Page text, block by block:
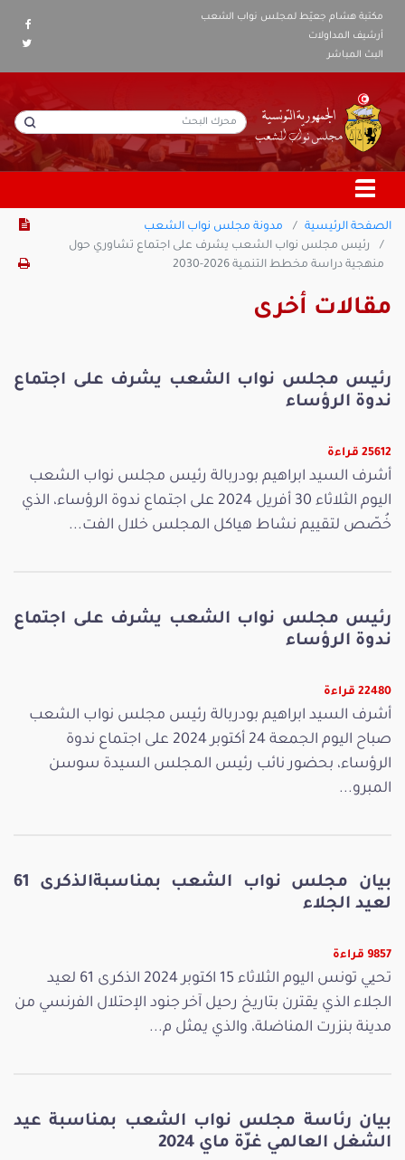
مكتبة هشام جعيّط لمجلس نواب الشعب
أرشيف المداولات
البث المباشر
الصفحة الرئيسية
مدونة مجلس نواب الشعب
رئيس مجلس نواب الشعب يشرف على اجتماع تشاوري حول
منهجية دراسة مخطط التنمية 2026-2030
مقالات أخرى
رئيس مجلس نواب الشعب يشرف على اجتماع
ندوة الرؤساء
25612 قراءة
أشرف السيد ابراهيم بودربالة رئيس مجلس نواب الشعب
اليوم الثلاثاء 30 أفريل 2024 على اجتماع ندوة الرؤساء، الذي
خُصّص لتقييم نشاط هياكل المجلس خلال الفت...
رئيس مجلس نواب الشعب يشرف على اجتماع
ندوة الرؤساء
22480 قراءة
أشرف السيد ابراهيم بودربالة رئيس مجلس نواب الشعب
صباح اليوم الجمعة 24 أكتوبر 2024 على اجتماع ندوة
الرؤساء، بحضور نائب رئيس المجلس السيدة سوسن
المبرو...
بيان مجلس نواب الشعب بمناسبةالذكرى 61
لعيد الجلاء
9857 قراءة
تحيي تونس اليوم الثلاثاء 15 اكتوبر 2024 الذكرى 61 لعيد
الجلاء الذي يقترن بتاريخ رحيل آخر جنود الإحتلال الفرنسي من
مدينة بنزرت المناضلة، والذي يمثل م...
بيان رئاسة مجلس نواب الشعب بمناسبة عيد
الشغل العالمي غرّة ماي 2024